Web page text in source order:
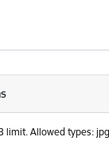
limit. Allowed types: